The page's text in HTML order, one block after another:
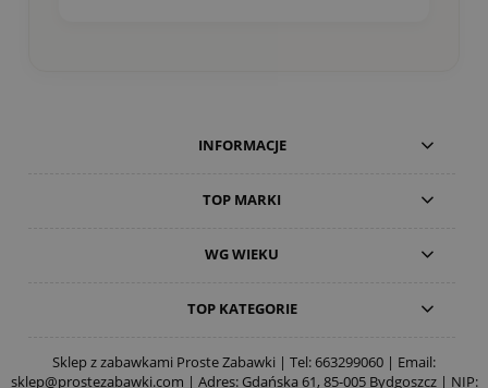
INFORMACJE
TOP MARKI
WG WIEKU
TOP KATEGORIE
Sklep z zabawkami Proste Zabawki | Tel:663299060 | Email:
sklep@prostezabawki.com | Adres: Gdańska 61, 85-005 Bydgoszcz | NIP: